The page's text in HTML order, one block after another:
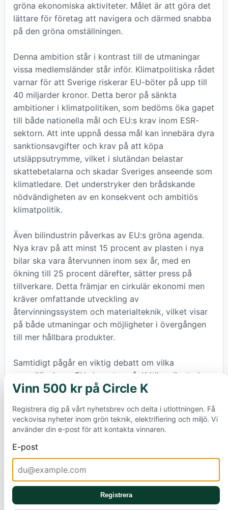
gröna ekonomiska aktiviteter. Målet är att göra det
lättare för företag att navigera och därmed snabba
på den gröna omställningen.
Denna ambition står i kontrast till de utmaningar
vissa medlemsländer står inför. Klimatpolitiska rådet
varnar för att Sverige riskerar EU-böter på upp till
40 miljarder kronor. Detta beror på sänkta
ambitioner i klimatpolitiken, som bedöms öka gapet
till både nationella mål och EU:s krav inom ESR-
sektorn. Att inte uppnå dessa mål kan innebära dyra
sanktionsavgifter och krav på att köpa
utsläppsutrymme, vilket i slutändan belastar
skattebetalarna och skadar Sveriges anseende som
klimatledare. Det understryker den brådskande
nödvändigheten av en konsekvent och ambitiös
klimatpolitik.
Även bilindustrin påverkas av EU:s gröna agenda.
Nya krav på att minst 15 procent av plasten i nya
bilar ska vara återvunnen inom sex år, med en
ökning till 25 procent därefter, sätter press på
tillverkare. Detta främjar en cirkulär ekonomi men
kräver omfattande utveckling av
återvinningssystem och materialteknik, vilket visar
på både utmaningar och möjligheter i övergången
till mer hållbara produkter.
Samtidigt pågår en viktig debatt om vilka
energilösningar EU ska satsa på. Kritiken är stark
mot förslag om att subventionera så kallad blå
koldioxidinfångning. Miljöorganisationer
argumenterar för att detta riskerar att låsa fast
producerad från förnybar energi, ses som den
verkligt hållbara vägen framåt för energisäkerhet
och klimatmål. Denna diskussion belyser vikten av
att välja lösningar som verkligen bidrar till en
fossilfri framtid.
Vinn 500 kr på Circle K
Registrera dig på vårt nyhetsbrev och delta i utlottningen. Få
veckovisa nyheter inom grön teknik, elektrifiering och miljö. Vi
använder din e-post för att kontakta vinnaren.
E-post
Registrera